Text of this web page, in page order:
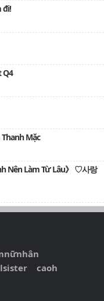
đi!
Q4
Mặc
Nên Làm Từ Lâu》 ♡사랑
caoh